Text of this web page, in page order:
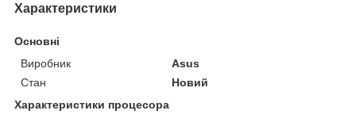
Характеристики
Основні
Виробник
Asus
Стан
Новий
Характеристики процесора